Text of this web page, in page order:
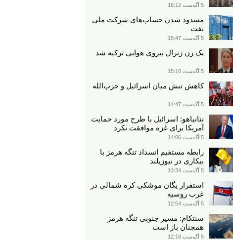
5 آگوست 16:12
مسدود شدن حساب‌های شرکت ملی
نفت
5 آگوست 15:47
یک زن ژنرال نیروی هوایی ترکیه شد
5 آگوست 15:10
کاهش تنش میان اسرائیل و حزب‌الله
5 آگوست 14:47
نتانیاهو: اسرائیل با طرح مورد حمایت
آمریکا برای غزه موافقت نکرد
5 آگوست 14:06
رابطه مستقیم انسداد تنگه هرمز با
بیکاری در نیوزیلند
5 آگوست 13:34
استقرار یگان موشکی کره شمالی در
غرب روسیه
5 آگوست 12:54
سنتکام: مسیر جنوبی تنگه هرمز
همچنان باز است
5 آگوست 12:16